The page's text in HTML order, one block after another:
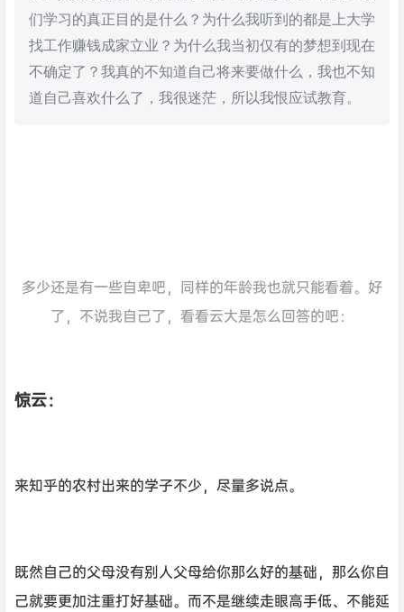
们学习的真正目的是什么？为什么我听到的都是上大学
找工作赚钱成家立业？为什么我当初仅有的梦想到现在
不确定了？我真的不知道自己将来要做什么，我也不知
道自己喜欢什么了，我很迷茫，所以我恨应试教育。
多少还是有一些自卑吧，同样的年龄我也就只能看着。好
了，不说我自己了，看看云大是怎么回答的吧：
惊云：
来知乎的农村出来的学子不少，尽量多说点。
既然自己的父母没有别人父母给你那么好的基础，那么你自
己就要更加注重打好基础。而不是继续走眼高手低、不能延